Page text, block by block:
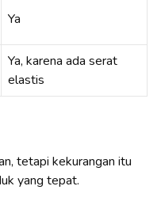
Ya
Ya, karena ada serat
elastis
tetapi kekurangan itu
yang tepat.